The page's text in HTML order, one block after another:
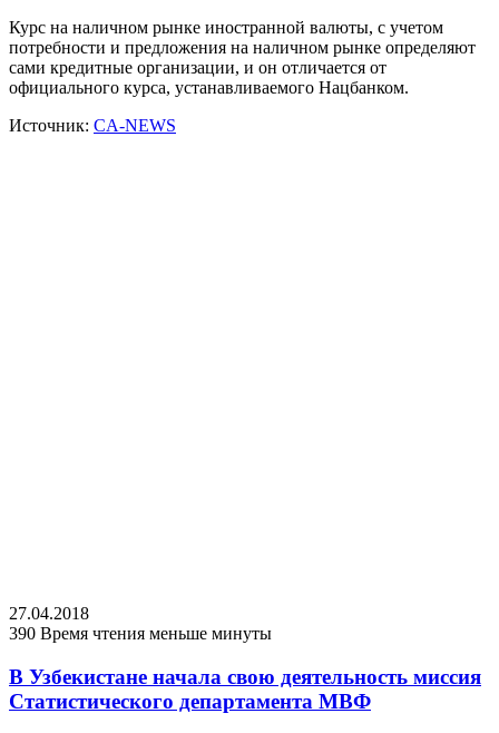
Курс на наличном рынке иностранной валюты, с учетом
потребности и предложения на наличном рынке определяют
сами кредитные организации, и он отличается от
официального курса, устанавливаемого Нацбанком.
Источник: CA-NEWS
27.04.2018
390 Время чтения меньше минуты
В Узбекистане начала свою деятельность миссия
Статистического департамента МВФ